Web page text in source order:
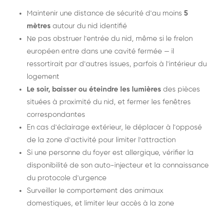
Maintenir une distance de sécurité d'au moins 5
mètres autour du nid identifié
Ne pas obstruer l'entrée du nid, même si le frelon
européen entre dans une cavité fermée — il
ressortirait par d'autres issues, parfois à l'intérieur du
logement
Le soir, baisser ou éteindre les lumières des pièces
situées à proximité du nid, et fermer les fenêtres
correspondantes
En cas d'éclairage extérieur, le déplacer à l'opposé
de la zone d'activité pour limiter l'attraction
Si une personne du foyer est allergique, vérifier la
disponibilité de son auto-injecteur et la connaissance
du protocole d'urgence
Surveiller le comportement des animaux
domestiques, et limiter leur accès à la zone